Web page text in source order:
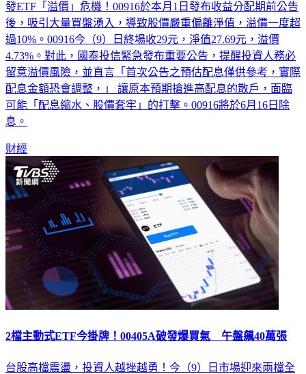
發ETF「溢價」危機！00916於本月1日發布收益分配期前公告
後，吸引大量買盤湧入，導致股價嚴重偏離淨值，溢價一度超
過10%。00916今（9）日終場收29元，淨值27.69元，溢價
4.73%。對此，國泰投信緊急發布重要公告，提醒投資人務必
留意溢價風險，並直言「首次公告之預估配息僅供參考，實際
配息金額恐會調整，」 讓原本預期搶進高配息的散戶，面臨
可能「配息縮水、股價套牢」的打擊。00916將於6月16日除
息。
財經
2檔主動式ETF今掛牌！00405A破發爆買氣 午盤飆40萬張
台股高檔震盪，投資人越挫越勇！今（9）日市場迎來兩檔全